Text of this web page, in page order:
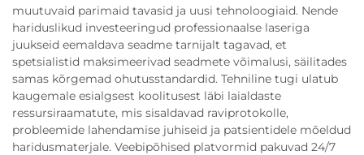
muutuvaid parimaid tavasid ja uusi tehnoloogiaid. Nende
hariduslikud investeeringud professionaalse laseriga
juukseid eemaldava seadme tarnijalt tagavad, et
spetsialistid maksimeerivad seadmete võimalusi, säilitades
samas kõrgemad ohutusstandardid. Tehniline tugi ulatub
kaugemale esialgsest koolitusest läbi laialdaste
ressursiraamatute, mis sisaldavad raviprotokolle,
probleemide lahendamise juhiseid ja patsientidele mõeldud
haridusmaterjale. Veebipõhised platvormid pakuvad 24/7